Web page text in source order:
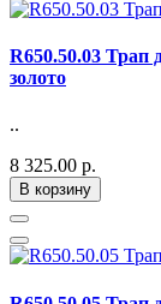
R650.50.03 Трап
золото
..
8 325.00 р.
В корзину